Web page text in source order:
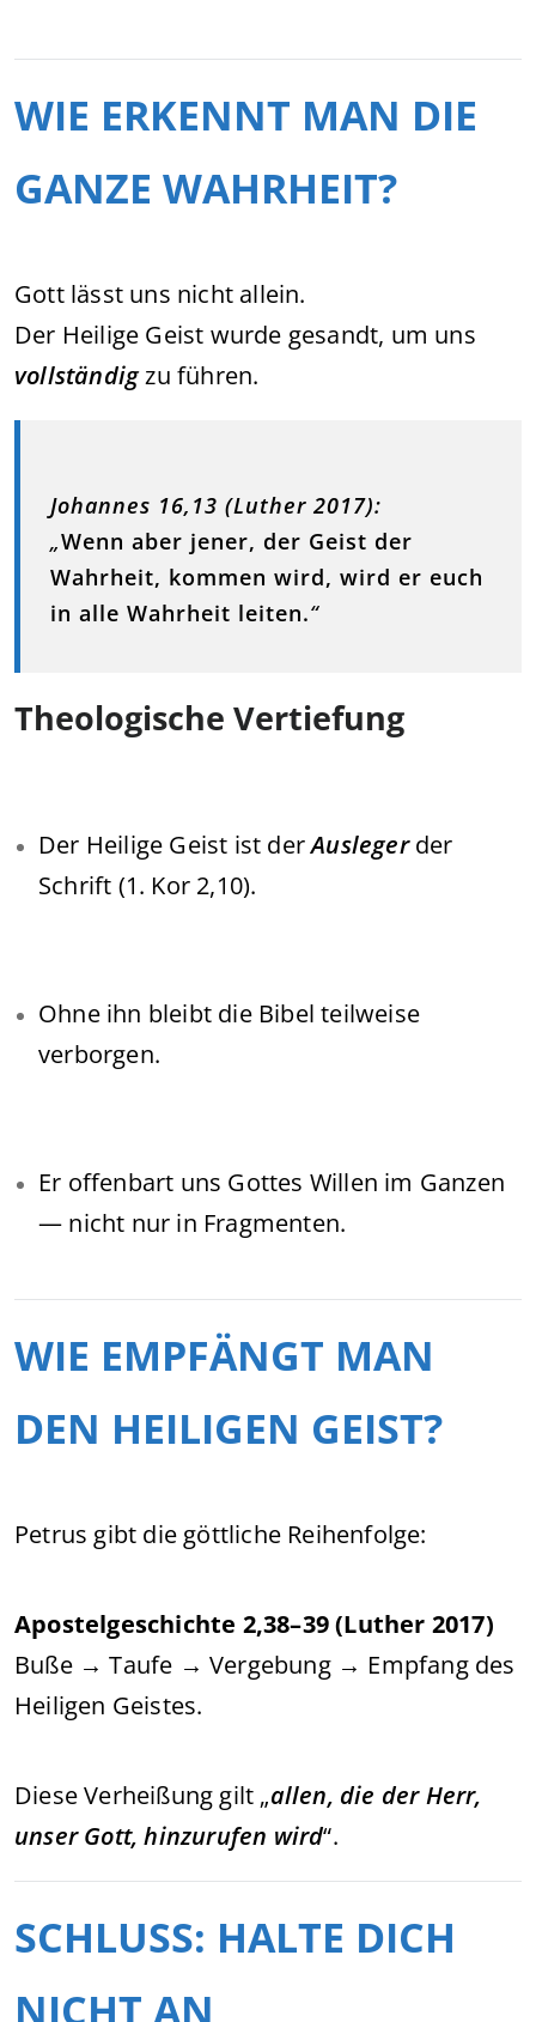
WIE ERKENNT MAN DIE
GANZE WAHRHEIT?
Gott lässt uns nicht allein.
Der Heilige Geist wurde gesandt, um uns
vollständigzu führen.
Johannes 16,13 (Luther 2017):
„Wenn aber jener, der Geist der
Wahrheit, kommen wird, wird er euch
in alle Wahrheit leiten.“
Theologische Vertiefung
Der Heilige Geist ist derAuslegerder
Schrift (1. Kor 2,10).
Ohne ihn bleibt die Bibel teilweise
verborgen.
Er offenbart uns Gottes Willen im Ganzen
— nicht nur in Fragmenten.
WIE EMPFÄNGT MAN
DEN HEILIGEN GEIST?
Petrus gibt die göttliche Reihenfolge:
Apostelgeschichte 2,38–39 (Luther 2017)
Buße → Taufe → Vergebung → Empfang des
Heiligen Geistes.
Diese Verheißung gilt „allen, die der Herr,
unser Gott, hinzurufen wird“.
SCHLUSS: HALTE DICH
NICHT AN